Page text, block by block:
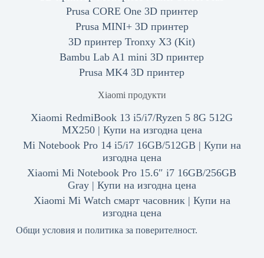
Prusa CORE One 3D принтер
Prusa MINI+ 3D принтер
3D принтер Tronxy X3 (Kit)
Bambu Lab A1 mini 3D принтер
Prusa MK4 3D принтер
Xiaomi продукти
Xiaomi RedmiBook 13 i5/i7/Ryzen 5 8G 512G
MX250 | Купи на изгодна цена
Mi Notebook Pro 14 i5/i7 16GB/512GB | Купи на
изгодна цена
Xiaomi Mi Notebook Pro 15.6″ i7 16GB/256GB
Gray | Купи на изгодна цена
Xiaomi Mi Watch смарт часовник | Купи на
изгодна цена
Общи условия и политика за поверителност.